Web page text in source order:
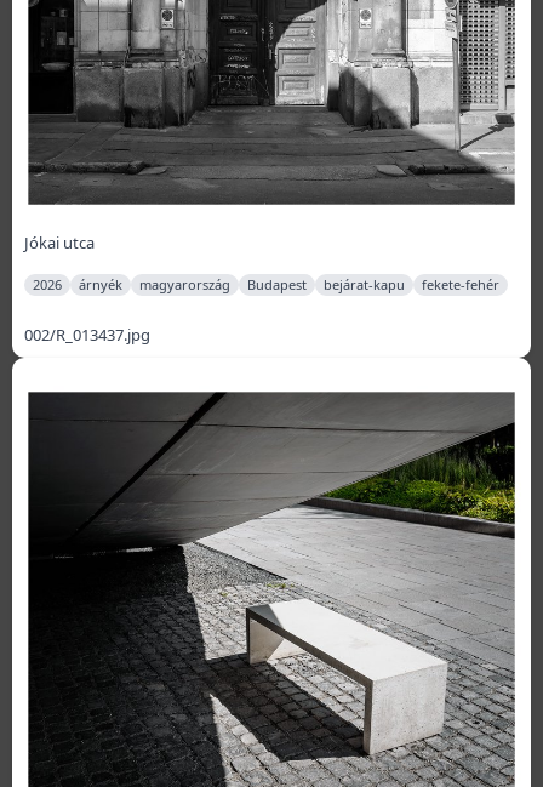
Jókai utca
2026 árnyék magyarország Budapest bejárat-kapu fekete-fehér
002/R_013437.jpg